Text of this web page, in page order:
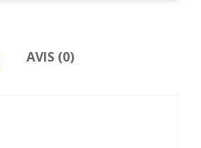
AVIS (0)